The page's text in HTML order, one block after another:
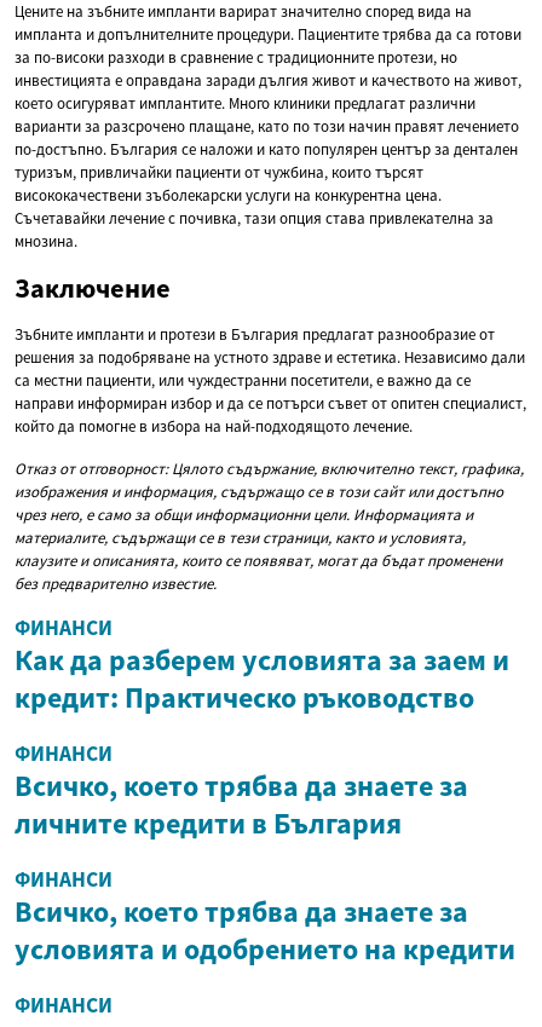
Цените на зъбните импланти варират значително според вида на
импланта и допълнителните процедури. Пациентите трябва да са готови
за по-високи разходи в сравнение с традиционните протези, но
инвестицията е оправдана заради дългия живот и качеството на живот,
което осигуряват имплантите. Много клиники предлагат различни
варианти за разсрочено плащане, като по този начин правят лечението
по-достъпно. България се наложи и като популярен център за дентален
туризъм, привличайки пациенти от чужбина, които търсят
висококачествени зъболекарски услуги на конкурентна цена.
Съчетавайки лечение с почивка, тази опция става привлекателна за
мнозина.
Заключение
Зъбните импланти и протези в България предлагат разнообразие от
решения за подобряване на устното здраве и естетика. Независимо дали
са местни пациенти, или чуждестранни посетители, е важно да се
направи информиран избор и да се потърси съвет от опитен специалист,
който да помогне в избора на най-подходящото лечение.
Отказ от отговорност: Цялото съдържание, включително текст, графика,
изображения и информация, съдържащо се в този сайт или достъпно
чрез него, е само за общи информационни цели. Информацията и
материалите, съдържащи се в тези страници, както и условията,
клаузите и описанията, които се появяват, могат да бъдат променени
без предварително известие.
ФИНАНСИ
Как да разберем условията за заем и
кредит: Практическо ръководство
ФИНАНСИ
Всичко, което трябва да знаете за
личните кредити в България
ФИНАНСИ
Всичко, което трябва да знаете за
условията и одобрението на кредити
ФИНАНСИ